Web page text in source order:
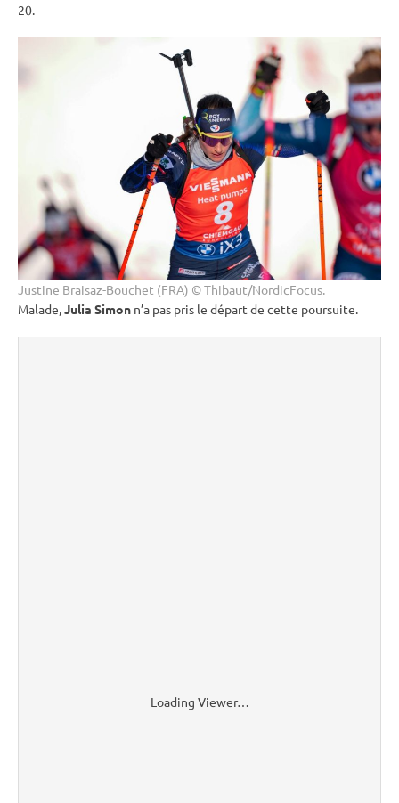
20.
Justine Braisaz-Bouchet (FRA) © Thibaut/NordicFocus.
Malade,Julia Simon n’a pas pris le départ de cette poursuite.
Loading Viewer…